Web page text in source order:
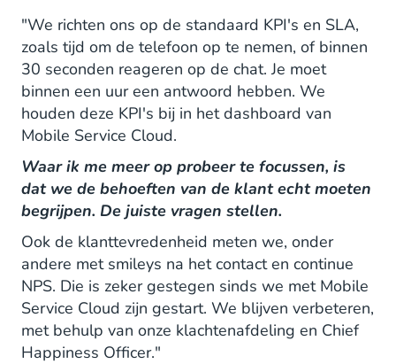
"We richten ons op de standaard KPI's en SLA,
zoals tijd om de telefoon op te nemen, of binnen
30 seconden reageren op de chat. Je moet
binnen een uur een antwoord hebben. We
houden deze KPI's bij in het dashboard van
Mobile Service Cloud.
Waar ik me meer op probeer te focussen, is
dat we de behoeften van de klant echt moeten
begrijpen. De juiste vragen stellen.
Ook de klanttevredenheid meten we, onder
andere met smileys na het contact en continue
NPS. Die is zeker gestegen sinds we met Mobile
Service Cloud zijn gestart. We blijven verbeteren,
met behulp van onze klachtenafdeling en Chief
Happiness Officer."